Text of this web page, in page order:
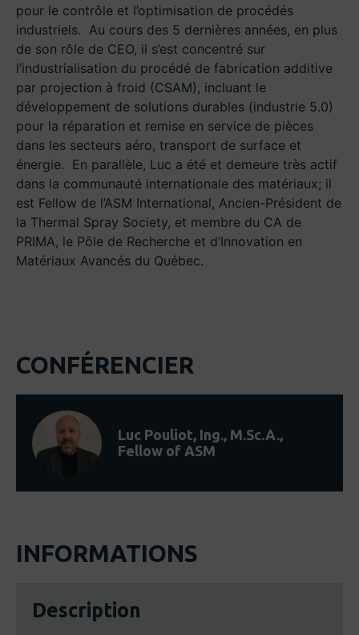
pour le contrôle et l’optimisation de procédés
industriels. Au cours des 5 dernières années, en plus
de son rôle de CEO, il s’est concentré sur
l’industrialisation du procédé de fabrication additive
par projection à froid (CSAM), incluant le
développement de solutions durables (industrie 5.0)
pour la réparation et remise en service de pièces
dans les secteurs aéro, transport de surface et
énergie. En parallèle, Luc a été et demeure très actif
dans la communauté internationale des matériaux; il
est Fellow de l’ASM International, Ancien-Président de
la Thermal Spray Society, et membre du CA de
PRIMA, le Pôle de Recherche et d’Innovation en
Matériaux Avancés du Québec.
CONFÉRENCIER
Luc Pouliot, Ing., M.Sc.A.,
Fellow of ASM
INFORMATIONS
Description